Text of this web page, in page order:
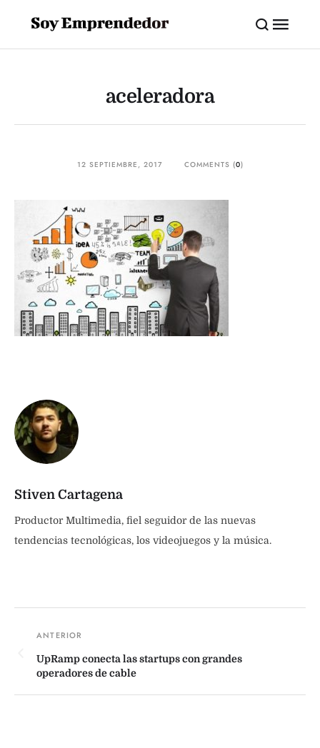
aceleradora
12 SEPTIEMBRE, 2017 COMMENTS (0)
Stiven Cartagena
Productor Multimedia, fiel seguidor de las nuevas
tendencias tecnológicas, los videojuegos y la música.
UpRamp conecta las startups con grandes
operadores de cable